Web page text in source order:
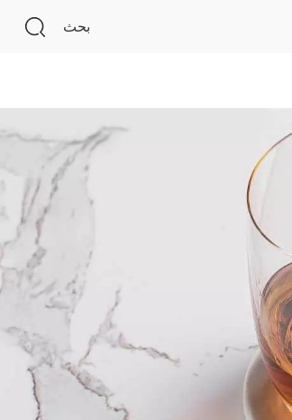
بحث